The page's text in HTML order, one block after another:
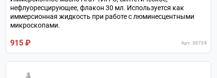
нефлуоресцирующее, флакон 30 мл. Используется как
иммерсионная жидкость при работе с люминесцентными
микроскопами.
915 ₽ Арт. 30724